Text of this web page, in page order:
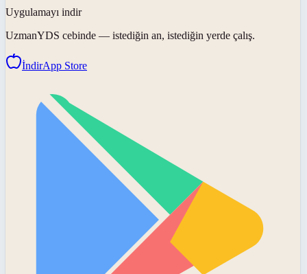
Uygulamayı indir
UzmanYDS cebinde — istediğin an, istediğin yerde çalış.
İndirApp Store